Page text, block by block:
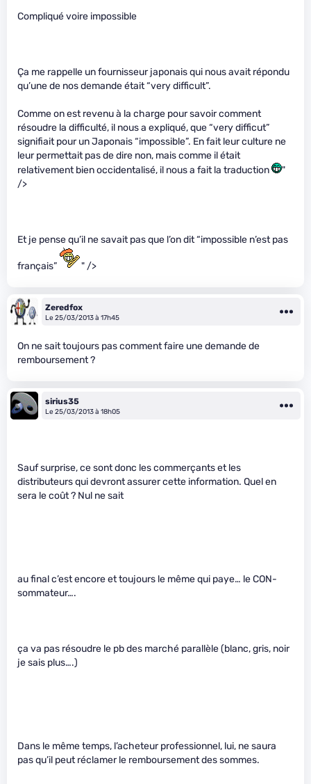
Compliqué voire impossible
Ça me rappelle un fournisseur japonais qui nous avait répondu
qu’une de nos demande était “very difficult”.
Comme on est revenu à la charge pour savoir comment
résoudre la difficulté, il nous a expliqué, que “very difficut”
signifiait pour un Japonais “impossible”. En fait leur culture ne
leur permettait pas de dire non, mais comme il était
relativement bien occidentalisé, il nous a fait la traduction
"
/>
Et je pense qu’il ne savait pas que l’on dit “impossible n’est pas
français” " />
Zeredfox
Le 25/03/2013 à 17h45
On ne sait toujours pas comment faire une demande de
remboursement ?
sirius35
Le 25/03/2013 à 18h05
Sauf surprise, ce sont donc les commerçants et les
distributeurs qui devront assurer cette information. Quel en
sera le coût ? Nul ne sait
au final c’est encore et toujours le même qui paye… le CON-
sommateur….
ça va pas résoudre le pb des marché parallèle (blanc, gris, noir
je sais plus….)
Dans le même temps, l’acheteur professionnel, lui, ne saura
pas qu’il peut réclamer le remboursement des sommes.